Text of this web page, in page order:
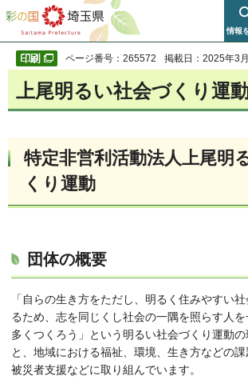
彩の国 埼玉県
情報
ページ番号：265572 掲載日：2025年3
上尾明るい社会づくり運
特定非営利活動法人上尾明
くり運動
団体の概要
「自らの生き方をただし、明るく住みやすい社
るため、志を同じくし社会の一隅を照らす人を
多くつくろう」という明るい社会づくり運動の
と、地域における福祉、環境、生き方などの
被災者支援などに取り組んでいます。